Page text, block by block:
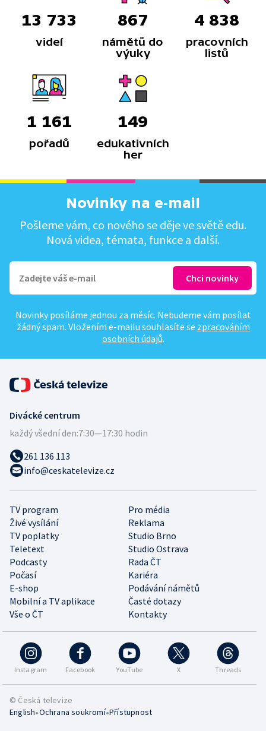
13 733
videí
867
námětů do
výuky
4 838
pracovních
listů
1 161
pořadů
149
edukativních
her
Novinky na e-mail
Pošleme vám, co nového se děje ve světě edu.
Nová videa, témata, funkce a další.
Novinky posíláme jednou za měsíc. Nebudeme vám posílat
žádný spam. Vložením e-mailu souhlasíte se zpracováním
osobních údajů.